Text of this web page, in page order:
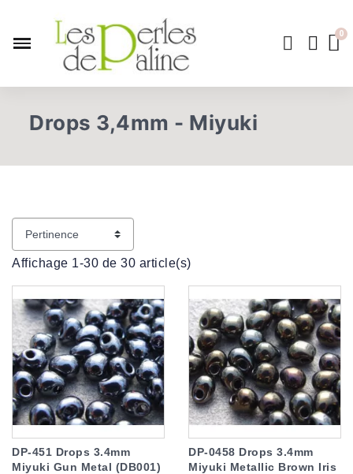
Drops 3,4mm - Miyuki
Affichage 1-30 de 30 article(s)
DP-451 Drops 3.4mm
Miyuki Gun Metal (DB001)
DP-0458 Drops 3.4mm
Miyuki Metallic Brown Iris